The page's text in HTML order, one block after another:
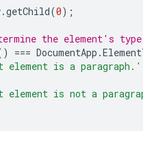
.getChild(0);
the element's type.
=== DocumentApp .
is a paragraph.'
is not a